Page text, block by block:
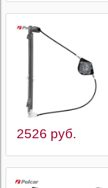
2526 руб.